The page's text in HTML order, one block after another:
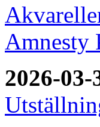
Amnesty
2026-03-